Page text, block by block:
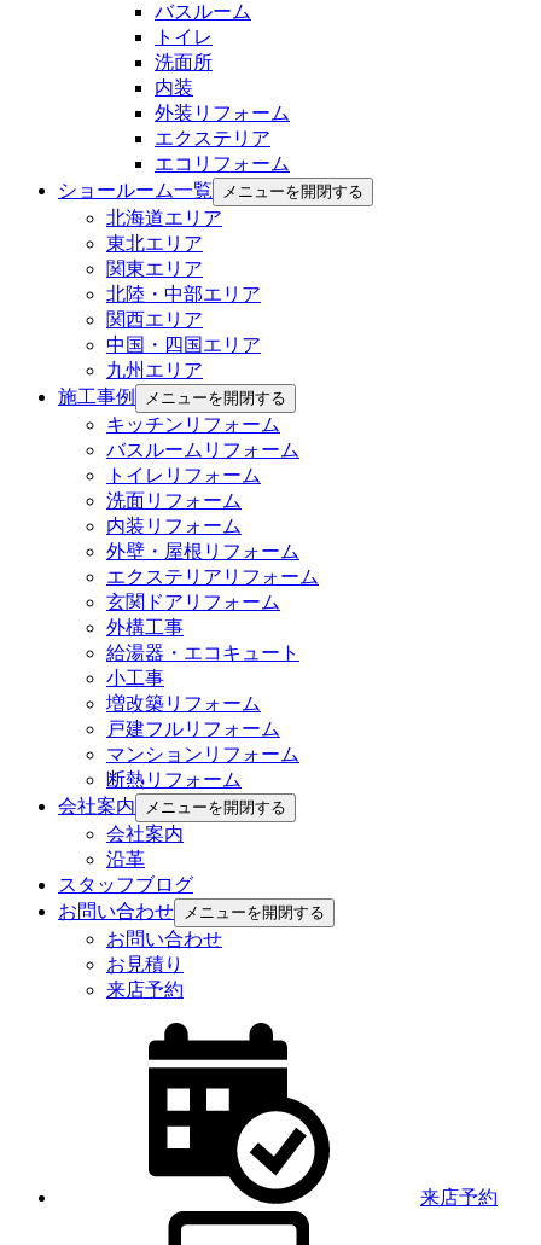
バスルーム
トイレ
洗面所
内装
外装リフォーム
エクステリア
エコリフォーム
ショールーム一覧
メニューを開閉する
北海道エリア
東北エリア
関東エリア
北陸・中部エリア
関西エリア
中国・四国エリア
九州エリア
施工事例
メニューを開閉する
キッチンリフォーム
バスルームリフォーム
トイレリフォーム
洗面リフォーム
内装リフォーム
外壁・屋根リフォーム
エクステリアリフォーム
玄関ドアリフォーム
外構工事
給湯器・エコキュート
小工事
増改築リフォーム
戸建フルリフォーム
マンションリフォーム
断熱リフォーム
会社案内
メニューを開閉する
会社案内
沿革
スタッフブログ
お問い合わせ
メニューを開閉する
お問い合わせ
お見積り
来店予約
来店予約